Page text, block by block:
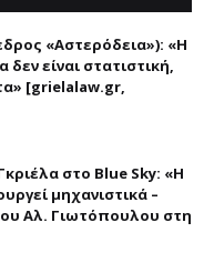
«Αστερόδεια»): «Η
δεν είναι στατιστική,
[grielalaw.gr,
στο Blue Sky: «Η
μηχανιστικά –
Αλ. Γιωτόπουλου στη